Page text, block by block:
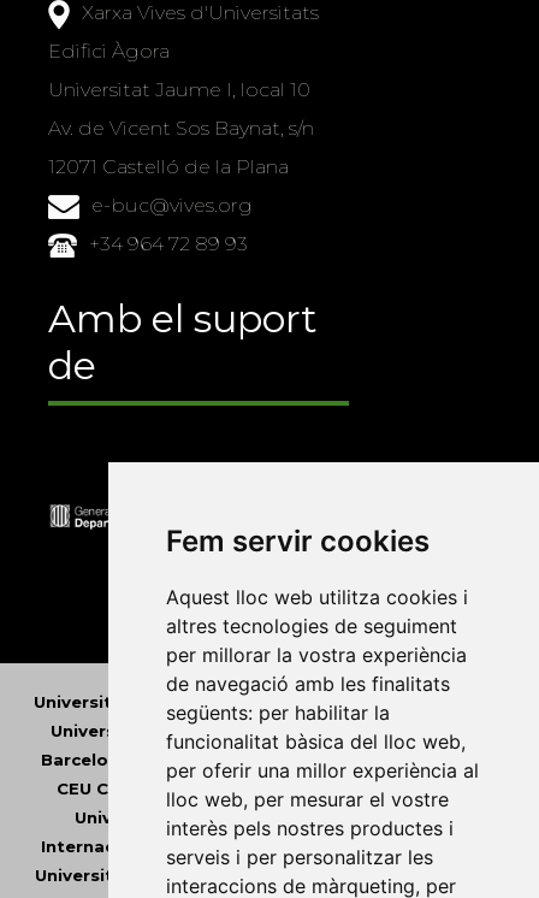
Fem servir cookies
Aquest lloc web utilitza cookies i
altres tecnologies de seguiment
per millorar la vostra experiència
de navegació amb les finalitats
següents: per habilitar la
funcionalitat bàsica del lloc web,
per oferir una millor experiència al
lloc web, per mesurar el vostre
interès pels nostres productes i
serveis i per personalitzar les
interaccions de màrqueting, per
Xarxa Vives d'Universitats
Edifici Àgora
Universitat Jaume I, local 10
Av. de Vicent Sos Baynat, s/n
12071 Castelló de la Plana
e-buc@vives.org
+34 964 72 89 93
Amb el suport
de
Universitat Abat Oliba CEU •Universitat d'Alacant
Universitat d'Andorra
•
Universitat Autònoma de
Barcelona
Universitat de Barcelona
Universitat
CEU Cardenal Herrera
Universitat de Girona
Universitat de les Illes Balears
Universitat
Internacional de Catalunya
Universitat Jaume I
Universitat de Lleida
• Universitat Miguel Hernández